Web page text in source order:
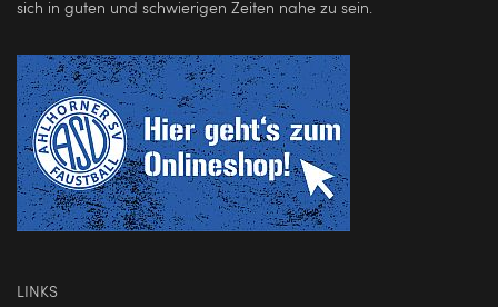
sich in guten und schwierigen Zeiten nahe zu sein.
LINKS